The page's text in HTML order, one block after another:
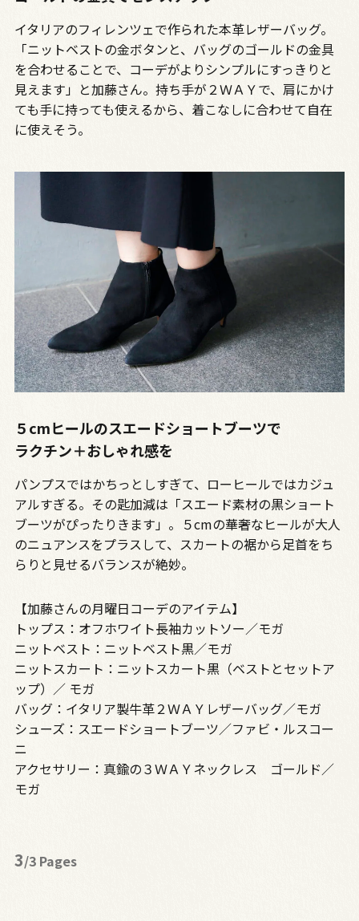
イタリアのフィレンツェで作られた本革レザーバッグ。
「ニットベストの金ボタンと、バッグのゴールドの金具
を合わせることで、コーデがよりシンプルにすっきりと
見えます」と加藤さん。持ち手が２ＷＡＹで、肩にかけ
ても手に持っても使えるから、着こなしに合わせて自在
に使えそう。
５cmヒールのスエードショートブーツで
ラクチン＋おしゃれ感を
パンプスではかちっとしすぎて、ローヒールではカジュ
アルすぎる。その匙加減は「スエード素材の黒ショート
ブーツがぴったりきます」。５cmの華奢なヒールが大人
のニュアンスをプラスして、スカートの裾から足首をち
らりと見せるバランスが絶妙。
【加藤さんの月曜日コーデのアイテム】
トップス：オフホワイト長袖カットソー／モガ
ニットベスト：ニットベスト黒／モガ
ニットスカート：ニットスカート黒（ベストとセットア
ップ）／ モガ
バッグ：イタリア製牛革２ＷＡＹレザーバッグ／モガ
シューズ：スエードショートブーツ／ファビ・ルスコー
ニ
アクセサリー：真鍮の３ＷＡＹネックレス ゴールド／
モガ
3/3 Pages